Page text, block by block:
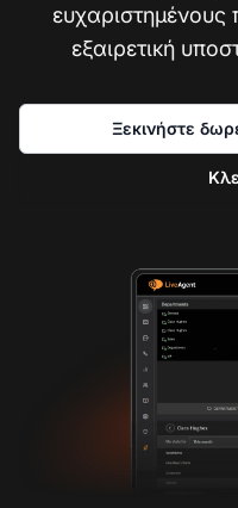
ευχαριστημένους
εξαιρετική
Ξεκινήστε